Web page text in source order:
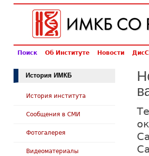
Поиск Об Институте Новости
История ИМКБ
История института
Сообщения в СМИ
Фотогалерея
Видеоматериалы